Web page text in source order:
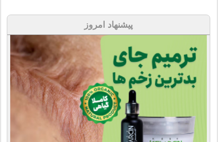
پیشنهاد امروز